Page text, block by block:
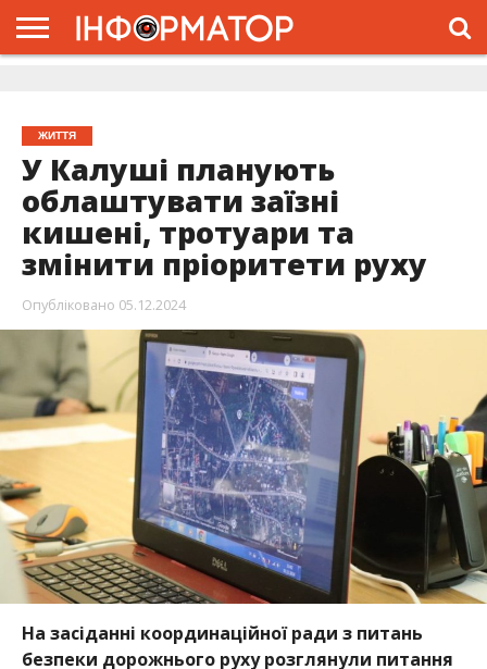
ЖИТТЯ
У Калуші планують
облаштувати заїзні
кишені, тротуари та
змінити пріоритети руху
Опубліковано 05.12.2024
На засіданні координаційної ради з питань
безпеки дорожнього руху розглянули питання